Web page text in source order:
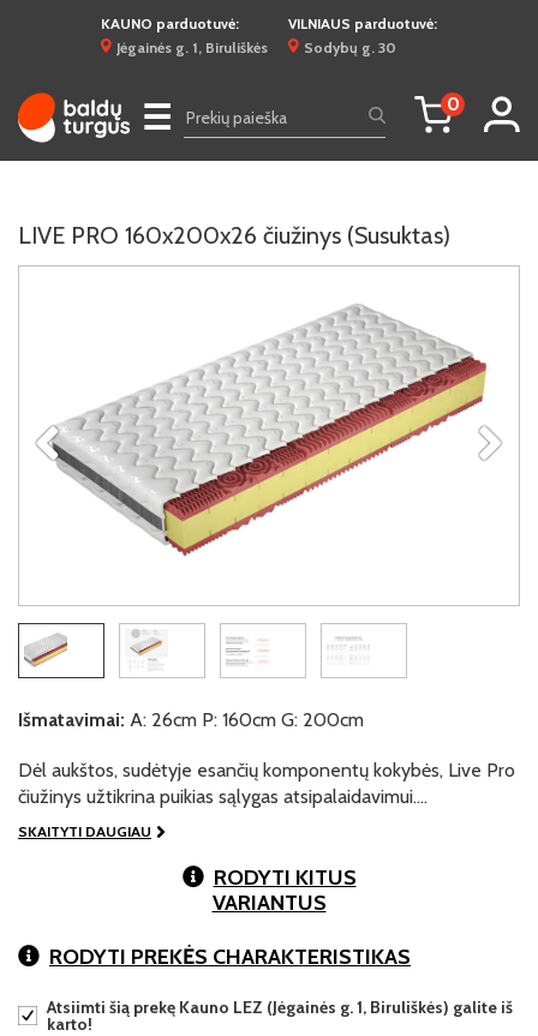
KAUNO parduotuvė:
Jėgainės g. 1, Biruliškės
VILNIAUS parduotuvė:
Sodybų g. 30
☰ 0
LIVE PRO 160x200x26 čiužinys (Susuktas)
Išmatavimai: A: 26cm P: 160cm G: 200cm
Dėl aukštos, sudėtyje esančių komponentų kokybės, Live Pro
čiužinys užtikrina puikias sąlygas atsipalaidavimui.…
SKAITYTI DAUGIAU
RODYTI KITUS
VARIANTUS
RODYTI PREKĖS CHARAKTERISTIKAS
Atsiimti šią prekę Kauno LEZ (Jėgainės g. 1, Biruliškės) galite iš
karto!